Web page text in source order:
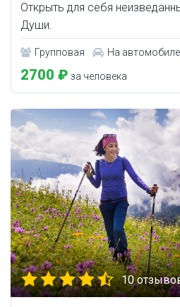
Открыть для себя
Души.
Групповая На автомобиле
2700 ₽ за человека
10